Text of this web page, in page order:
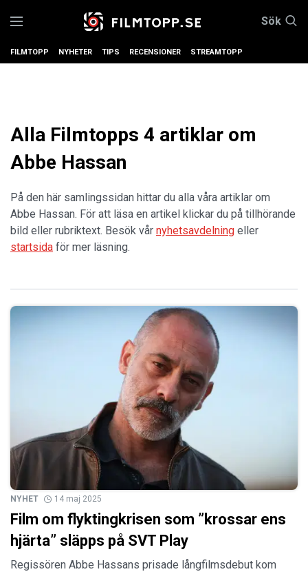
Sök
FILMTOPP NYHETER TIPS RECENSIONER STREAMTOPP
Alla Filmtopps 4 artiklar om
Abbe Hassan
På den här samlingssidan hittar du alla våra artiklar om
Abbe Hassan. För att läsa en artikel klickar du på tillhörande
bild eller rubriktext. Besök vår nyhetsavdelning eller
startsida för mer läsning.
NYHET 14 maj 2025
Film om flyktingkrisen som ”krossar ens
hjärta” släpps på SVT Play
Regissören Abbe Hassans prisade långfilmsdebut kom